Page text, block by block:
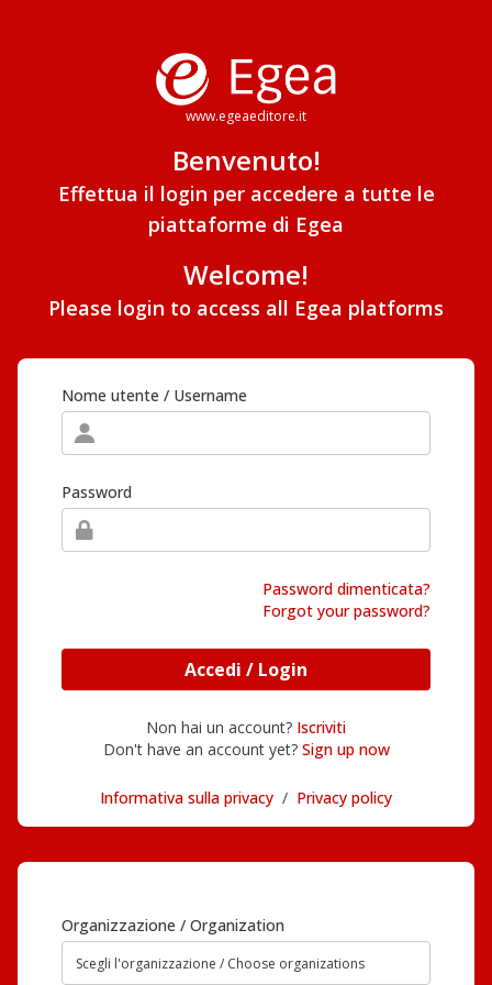
www.egeaeditore.it
Benvenuto!
Effettua il login per accedere a tutte le
piattaforme di Egea
Welcome!
Please login to access all Egea platforms
Nome utente / Username
Password
Password dimenticata?
Forgot your password?
Accedi / Login
Non hai un account? Iscriviti
Don't have an account yet? Sign up now
Informativa sulla privacy / Privacy policy
Organizzazione / Organization